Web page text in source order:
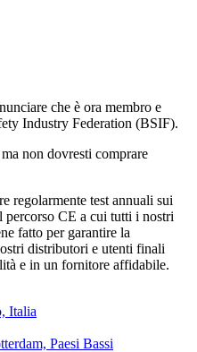
che è ora membro e
Industry Federation (BSIF).
non dovresti comprare
regolarmente test annuali sui
CE a cui tutti i nostri
fatto per garantire la
distributori e utenti finali
e in un fornitore affidabile.
Italia
Paesi Bassi